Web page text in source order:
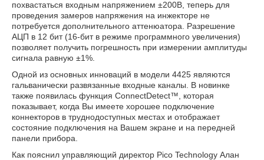
похвастаться входным напряжением ±200В, теперь для
проведения замеров напряжения на инжекторе не
потребуется дополнительного аттенюатора. Разрешение
АЦП в 12 бит (16-бит в режиме программного увеличения)
позволяет получить погрешность при измерении амплитуды
сигнала равную ±1%.
Одной из основных инноваций в модели 4425 являются
гальванически развязанные входные каналы. В новинке
также появилась функция ConnectDetect™, которая
показывает, когда Вы имеете хорошее подключение
коннекторов в труднодоступных местах и отображает
состояние подключения на Вашем экране и на передней
панели прибора.
Как пояснил управляющий директор Pico Technology Алан